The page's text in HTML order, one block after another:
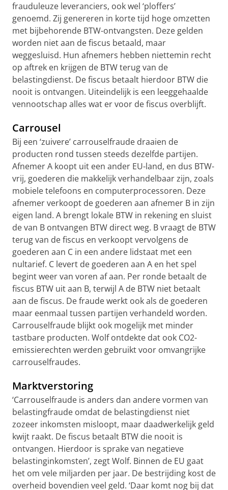
frauduleuze leveranciers, ook wel ‘ploffers’
genoemd. Zij genereren in korte tijd hoge omzetten
met bijbehorende BTW-ontvangsten. Deze gelden
worden niet aan de fiscus betaald, maar
weggesluisd. Hun afnemers hebben niettemin recht
op aftrek en krijgen de BTW terug van de
belastingdienst. De fiscus betaalt hierdoor BTW die
nooit is ontvangen. Uiteindelijk is een leeggehaalde
vennootschap alles wat er voor de fiscus overblijft.
Carrousel
Bij een ‘zuivere’ carrouselfraude draaien de
producten rond tussen steeds dezelfde partijen.
Afnemer A koopt uit een ander EU-land, en dus BTW-
vrij, goederen die makkelijk verhandelbaar zijn, zoals
mobiele telefoons en computerprocessoren. Deze
afnemer verkoopt de goederen aan afnemer B in zijn
eigen land. A brengt lokale BTW in rekening en sluist
de van B ontvangen BTW direct weg. B vraagt de BTW
terug van de fiscus en verkoopt vervolgens de
goederen aan C in een andere lidstaat met een
nultarief. C levert de goederen aan A en het spel
begint weer van voren af aan. Per ronde betaalt de
fiscus BTW uit aan B, terwijl A de BTW niet betaalt
aan de fiscus. De fraude werkt ook als de goederen
maar eenmaal tussen partijen verhandeld worden.
Carrouselfraude blijkt ook mogelijk met minder
tastbare producten. Wolf ontdekte dat ook CO2-
emissierechten werden gebruikt voor omvangrijke
carrouselfraudes.
Marktverstoring
‘Carrouselfraude is anders dan andere vormen van
belastingfraude omdat de belastingdienst niet
zozeer inkomsten misloopt, maar daadwerkelijk geld
kwijt raakt. De fiscus betaalt BTW die nooit is
ontvangen. Hierdoor is sprake van negatieve
belastinginkomsten’, zegt Wolf. Binnen de EU gaat
het om vele miljarden per jaar. De bestrijding kost de
overheid bovendien veel geld. ‘Daar komt nog bij dat